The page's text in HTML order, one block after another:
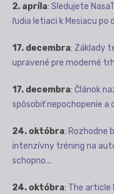
2. apríla: Sledujete
ľudia letiaci k Mesiacu po
17. decembra: Základy
upravené pre moderné
17. decembra: Článok
spôsobiť nepochopenie a
24. októbra: Rozhodne
intenzívny tréning na
schopno...
24. októbra: The